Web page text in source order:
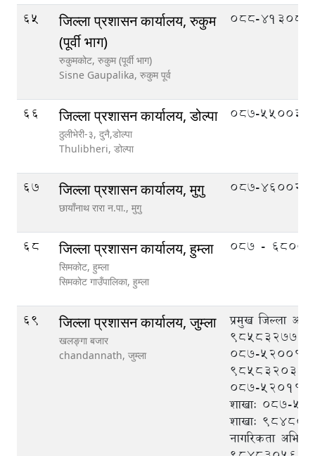
65
जिल्ला प्रशासन कार्यालय, रुकुम
(पूर्वी भाग)
रुकुमकोट, रुकुम (पूर्वी भाग)
Sisne Gaupalika, रुकुम पूर्व
088-413083
66 जिल्ला प्रशासन कार्यालय, डोल्पा
ठुलीभेरी-३, दुनै,डोल्पा
Thulibheri, डोल्पा
087-550033
67 जिल्ला प्रशासन कार्यालय, मुगु
छायाँनाथ रारा न.पा., मुगु
087-460020
68 जिल्ला प्रशासन कार्यालय, हुम्ला
सिमकाेट, हुम्ला
सिमकाेट गाउँपालिका, हुम्ला
०८७ -
69 जिल्ला प्रशासन कार्यालय, जुम्ला
खलङ्गा बजार
chandannath, जुम्ला
प्रमुख जिल्ला
०८७-५२००१२,
०८७-५२०११२,
शाखाः ०८७-
शाखाः
नागरिकता